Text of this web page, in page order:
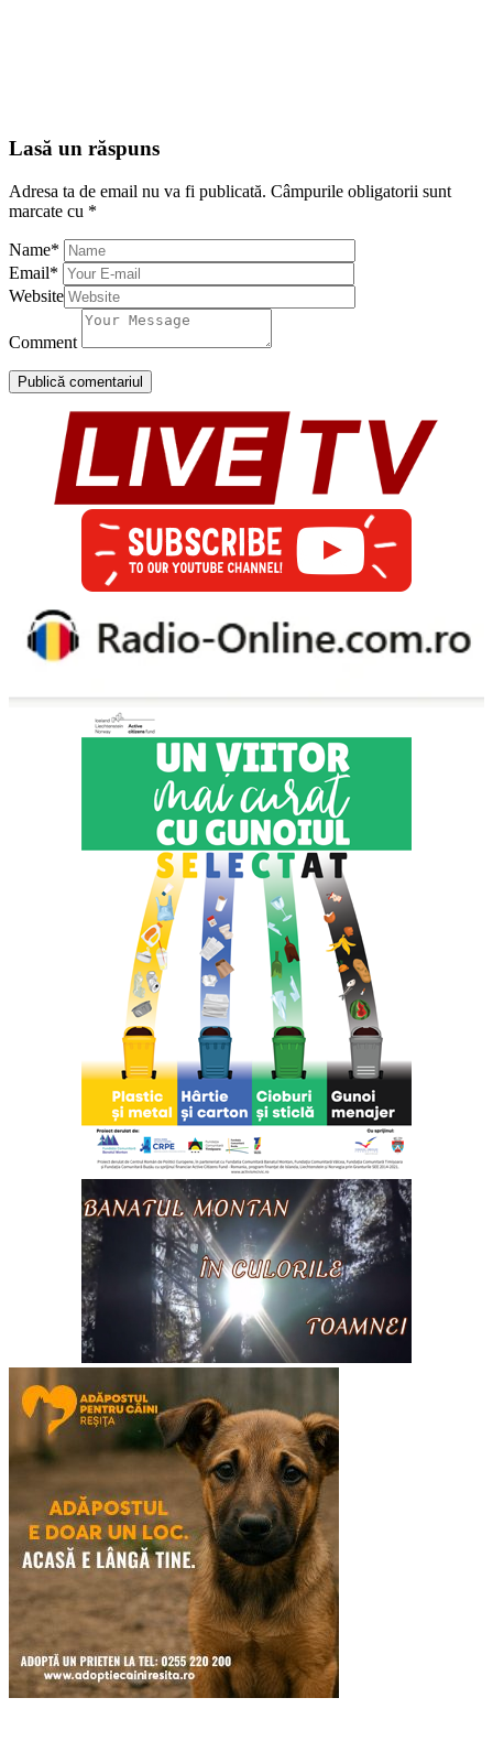
Lasă un răspuns
Adresa ta de email nu va fi publicată. Câmpurile obligatorii sunt
marcate cu *
Name*
Email*
Website
Comment